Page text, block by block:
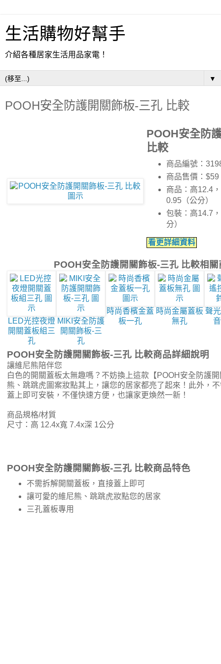
生活購物好幫手
介紹各種居家生活用品家電！
▼
POOH安全防護開關飾板-三孔 比較
POOH安全防
比較
商品編號：
商品售價：$59
商品：高12.4
0.95（公分）
包裝：高14.7
分）
看更詳細資料
POOH安全防護開關飾板-三孔 比較相
LED光控夜燈
開關蓋板組三
孔
MIKI安全防護
開關飾板-三
孔
時尚香檳金蓋
板一孔
時尚金屬蓋板
無孔
聲
POOH安全防護開關飾板-三孔 比較商品詳細說明
讓維尼熊陪伴您
白色的開關蓋板太無趣嗎？不妨換上這款【POOH安全防護
熊、跳跳虎圖案妝點其上，讓您的居家都亮了起來！此外，
蓋上即可安裝，不僅快速方便，也讓家更煥然一新！
商品規格/材質
尺寸：高 12.4x寬 7.4x深 1公分
POOH安全防護開關飾板-三孔 比較商品特色
不需拆解開關蓋板，直接蓋上即可
讓可愛的維尼熊、跳跳虎妝點您的居家
三孔蓋板專用